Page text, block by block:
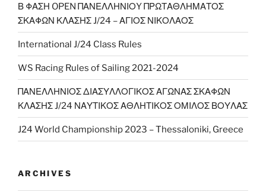
Β ΦΑΣΗ OPEN ΠΑΝΕΛΛΗΝΙΟY ΠΡΩΤΑΘΛΗΜΑΤΟΣ
ΣΚΑΦΩΝ ΚΛΑΣΗΣ J/24 – ΑΓΙΟΣ ΝΙΚΟΛΑΟΣ
International J/24 Class Rules
WS Racing Rules of Sailing 2021-2024
ΠΑΝΕΛΛΗΝΙΟΣ ΔΙΑΣΥΛΛΟΓΙΚΟΣ ΑΓΩΝΑΣ ΣΚΑΦΩΝ
ΚΛΑΣΗΣ J/24 ΝΑΥΤΙΚΟΣ ΑΘΛΗΤΙΚΟΣ ΟΜΙΛΟΣ ΒΟΥΛΑΣ
J24 World Championship 2023 – Thessaloniki, Greece
ARCHIVES